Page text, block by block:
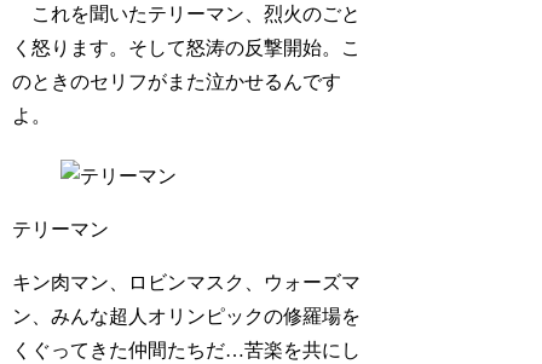
これを聞いたテリーマン、烈火のごと
く怒ります。そして怒涛の反撃開始。こ
のときのセリフがまた泣かせるんです
よ。
テリーマン
キン肉マン、ロビンマスク、ウォーズマ
ン、みんな超人オリンピックの修羅場を
くぐってきた仲間たちだ…苦楽を共にし